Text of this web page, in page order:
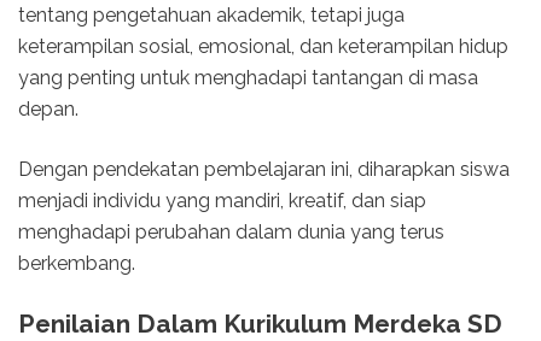
tentang pengetahuan akademik, tetapi juga
keterampilan sosial, emosional, dan keterampilan hidup
yang penting untuk menghadapi tantangan di masa
depan.
Dengan pendekatan pembelajaran ini, diharapkan siswa
menjadi individu yang mandiri, kreatif, dan siap
menghadapi perubahan dalam dunia yang terus
berkembang.
Penilaian Dalam Kurikulum Merdeka SD